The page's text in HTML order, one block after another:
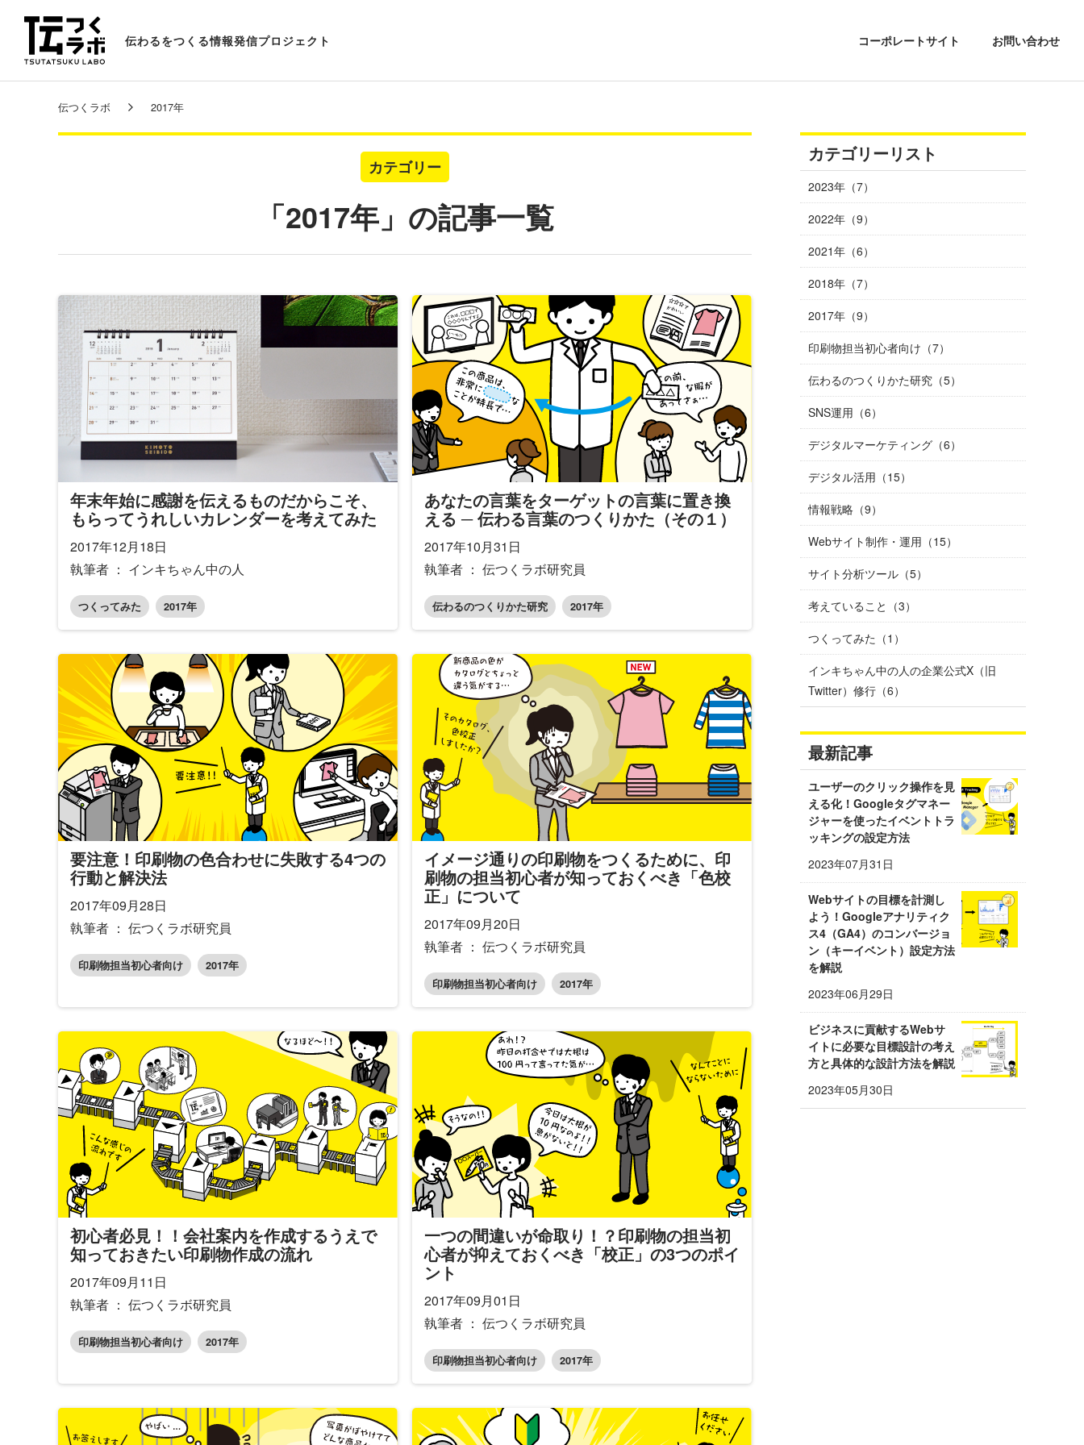
伝わるをつくる情報発信プロジェクト コーポレートサイト お問い合わせ
伝つくラボ 2017年
カテゴリー
「2017年」の記事一覧
年末年始に感謝を伝えるものだからこそ、
もらってうれしいカレンダーを考えてみた
2017年12月18日
執筆者 ： インキちゃん中の人
つくってみた 2017年
あなたの言葉をターゲットの言葉に置き換
える ─ 伝わる言葉のつくりかた（その１）
2017年10月31日
執筆者 ： 伝つくラボ研究員
伝わるのつくりかた研究 2017年
要注意！印刷物の色合わせに失敗する4つの
行動と解決法
2017年09月28日
執筆者 ： 伝つくラボ研究員
印刷物担当初心者向け 2017年
イメージ通りの印刷物をつくるために、印
刷物の担当初心者が知っておくべき「色校
正」について
2017年09月20日
執筆者 ： 伝つくラボ研究員
印刷物担当初心者向け 2017年
初心者必見！！会社案内を作成するうえで
知っておきたい印刷物作成の流れ
2017年09月11日
執筆者 ： 伝つくラボ研究員
印刷物担当初心者向け 2017年
一つの間違いが命取り！？印刷物の担当初
心者が抑えておくべき「校正」の3つのポイ
ント
2017年09月01日
執筆者 ： 伝つくラボ研究員
印刷物担当初心者向け 2017年
カテゴリーリスト
2023年（7）
2022年（9）
2021年（6）
2018年（7）
2017年（9）
印刷物担当初心者向け（7）
伝わるのつくりかた研究（5）
SNS運用（6）
デジタルマーケティング（6）
デジタル活用（15）
情報戦略（9）
Webサイト制作・運用（15）
サイト分析ツール（5）
考えていること（3）
つくってみた（1）
インキちゃん中の人の企業公式X（旧
Twitter）修行（6）
最新記事
ユーザーのクリック操作を見
える化！Googleタグマネー
ジャーを使ったイベントトラ
ッキングの設定方法
2023年07月31日
Webサイトの目標を計測し
よう！Googleアナリティク
ス4（GA4）のコンバージョ
ン（キーイベント）設定方法
を解説
2023年06月29日
ビジネスに貢献するWebサ
イトに必要な目標設計の考え
方と具体的な設計方法を解説
2023年05月30日